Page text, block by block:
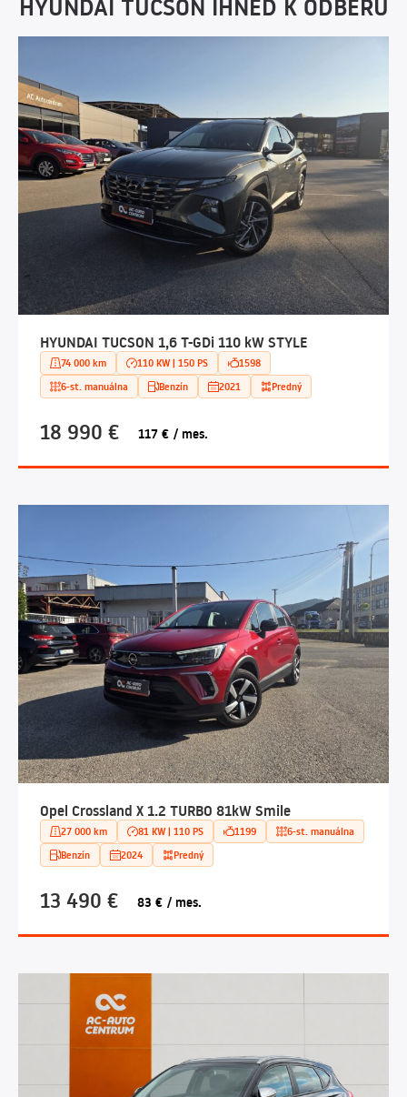
HYUNDAI TUCSON IHNEĎ K ODBERU
HYUNDAI TUCSON 1,6 T-GDi 110 kW STYLE
74 000 km 110 KW | 150 PS
1598
6-st. manuálna
Benzín 2021 Predný
18 990 € 117 € / mes.
Opel Crossland X 1.2 TURBO 81kW Smile
27 000 km 81 KW | 110 PS 1199
6-st. manuálna
Benzín
2024 Predný
13 490 € 83 € / mes.